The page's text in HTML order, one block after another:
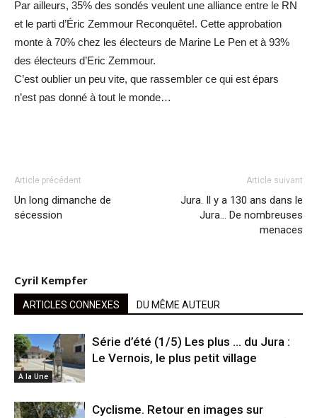
Par ailleurs, 35% des sondés veulent une alliance entre le RN
et le parti d’Éric Zemmour Reconquête!. Cette approbation
monte à 70% chez les électeurs de Marine Le Pen et à 93%
des électeurs d’Eric Zemmour.
C’est oublier un peu vite, que rassembler ce qui est épars
n’est pas donné à tout le monde…
Article précédent
Un long dimanche de
sécession
Article suivant
Jura. Il y a 130 ans dans le
Jura… De nombreuses
menaces
Cyril Kempfer
ARTICLES CONNEXES DU MÊME AUTEUR
A la Une
Série d’été (1/5) Les plus … du Jura :
Le Vernois, le plus petit village
Cyclisme. Retour en images sur